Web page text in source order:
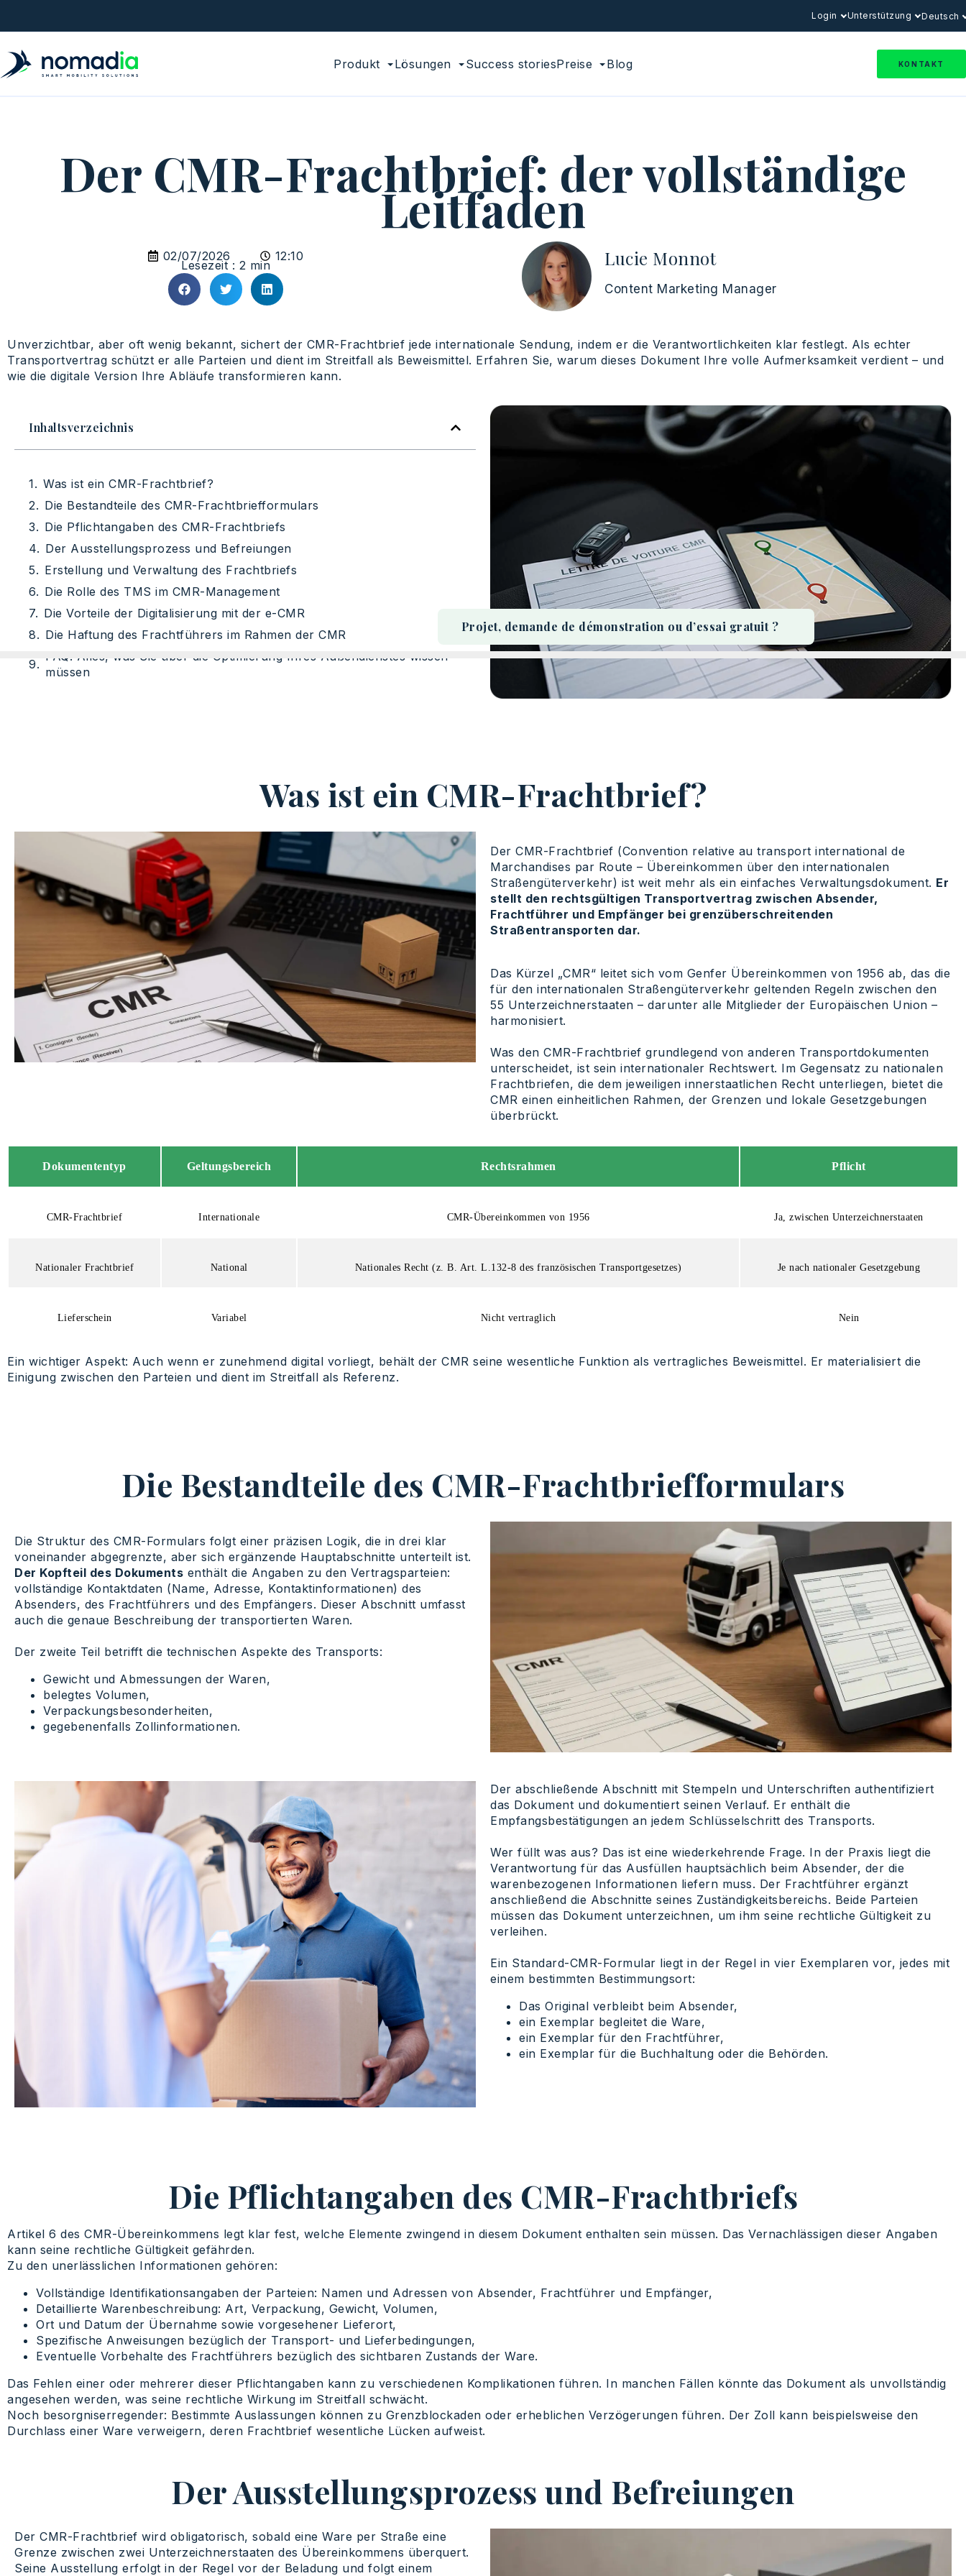
Login Unterstützung Deutsch
Produkt Lösungen Success storiesPreise Blog KONTAKT
Der CMR-Frachtbrief: der vollständige
Leitfaden
02/07/2026 12:10
Lesezeit : 2 min Lucie Monnot
Content Marketing Manager
Unverzichtbar, aber oft wenig bekannt, sichert der CMR-Frachtbrief jede internationale Sendung, indem er die Verantwortlichkeiten klar festlegt. Als echter
Transportvertrag schützt er alle Parteien und dient im Streitfall als Beweismittel. Erfahren Sie, warum dieses Dokument Ihre volle Aufmerksamkeit verdient – und
wie die digitale Version Ihre Abläufe transformieren kann.
Inhaltsverzeichnis
Was ist ein CMR-Frachtbrief?
Die Bestandteile des CMR-Frachtbriefformulars
Die Pflichtangaben des CMR-Frachtbriefs
Der Ausstellungsprozess und Befreiungen
Erstellung und Verwaltung des Frachtbriefs
Die Rolle des TMS im CMR-Management
Die Vorteile der Digitalisierung mit der e-CMR
Die Haftung des Frachtführers im Rahmen der CMR
FAQ: Alles, was Sie über die Optimierung Ihres Außendienstes wissen
müssen
Projet, demande de démonstration ou d’essai gratuit ?
Was ist ein CMR-Frachtbrief?
Der CMR-Frachtbrief (Convention relative au transport international de
Marchandises par Route – Übereinkommen über den internationalen
Straßengüterverkehr) ist weit mehr als ein einfaches Verwaltungsdokument. Er
stellt den rechtsgültigen Transportvertrag zwischen Absender,
Frachtführer und Empfänger bei grenzüberschreitenden
Straßentransporten dar.
Das Kürzel „CMR“ leitet sich vom Genfer Übereinkommen von 1956 ab, das die
für den internationalen Straßengüterverkehr geltenden Regeln zwischen den
55 Unterzeichnerstaaten – darunter alle Mitglieder der Europäischen Union –
harmonisiert.
Was den CMR-Frachtbrief grundlegend von anderen Transportdokumenten
unterscheidet, ist sein internationaler Rechtswert. Im Gegensatz zu nationalen
Frachtbriefen, die dem jeweiligen innerstaatlichen Recht unterliegen, bietet die
CMR einen einheitlichen Rahmen, der Grenzen und lokale Gesetzgebungen
überbrückt.
Dokumententyp Geltungsbereich Rechtsrahmen Pflicht
CMR-Frachtbrief Internationale CMR-Übereinkommen von 1956 Ja, zwischen Unterzeichnerstaaten
Nationaler Frachtbrief National Nationales Recht (z. B. Art. L.132-8 des französischen Transportgesetzes) Je nach nationaler Gesetzgebung
Lieferschein Variabel Nicht vertraglich Nein
Ein wichtiger Aspekt: Auch wenn er zunehmend digital vorliegt, behält der CMR seine wesentliche Funktion als vertragliches Beweismittel. Er materialisiert die
Einigung zwischen den Parteien und dient im Streitfall als Referenz.
Die Bestandteile des CMR-Frachtbriefformulars
Die Struktur des CMR-Formulars folgt einer präzisen Logik, die in drei klar
voneinander abgegrenzte, aber sich ergänzende Hauptabschnitte unterteilt ist.
Der Kopfteil des Dokuments enthält die Angaben zu den Vertragsparteien:
vollständige Kontaktdaten (Name, Adresse, Kontaktinformationen) des
Absenders, des Frachtführers und des Empfängers. Dieser Abschnitt umfasst
auch die genaue Beschreibung der transportierten Waren.
Der zweite Teil betrifft die technischen Aspekte des Transports:
Gewicht und Abmessungen der Waren,
belegtes Volumen,
Verpackungsbesonderheiten,
gegebenenfalls Zollinformationen.
Der abschließende Abschnitt mit Stempeln und Unterschriften authentifiziert
das Dokument und dokumentiert seinen Verlauf. Er enthält die
Empfangsbestätigungen an jedem Schlüsselschritt des Transports.
Wer füllt was aus? Das ist eine wiederkehrende Frage. In der Praxis liegt die
Verantwortung für das Ausfüllen hauptsächlich beim Absender, der die
warenbezogenen Informationen liefern muss. Der Frachtführer ergänzt
anschließend die Abschnitte seines Zuständigkeitsbereichs. Beide Parteien
müssen das Dokument unterzeichnen, um ihm seine rechtliche Gültigkeit zu
verleihen.
Ein Standard-CMR-Formular liegt in der Regel in vier Exemplaren vor, jedes mit
einem bestimmten Bestimmungsort:
Das Original verbleibt beim Absender,
ein Exemplar begleitet die Ware,
ein Exemplar für den Frachtführer,
ein Exemplar für die Buchhaltung oder die Behörden.
Die Pflichtangaben des CMR-Frachtbriefs
Artikel 6 des CMR-Übereinkommens legt klar fest, welche Elemente zwingend in diesem Dokument enthalten sein müssen. Das Vernachlässigen dieser Angaben
kann seine rechtliche Gültigkeit gefährden.
Zu den unerlässlichen Informationen gehören:
Vollständige Identifikationsangaben der Parteien: Namen und Adressen von Absender, Frachtführer und Empfänger,
Detaillierte Warenbeschreibung: Art, Verpackung, Gewicht, Volumen,
Ort und Datum der Übernahme sowie vorgesehener Lieferort,
Spezifische Anweisungen bezüglich der Transport- und Lieferbedingungen,
Eventuelle Vorbehalte des Frachtführers bezüglich des sichtbaren Zustands der Ware.
Das Fehlen einer oder mehrerer dieser Pflichtangaben kann zu verschiedenen Komplikationen führen. In manchen Fällen könnte das Dokument als unvollständig
angesehen werden, was seine rechtliche Wirkung im Streitfall schwächt.
Noch besorgniserregender: Bestimmte Auslassungen können zu Grenzblockaden oder erheblichen Verzögerungen führen. Der Zoll kann beispielsweise den
Durchlass einer Ware verweigern, deren Frachtbrief wesentliche Lücken aufweist.
Der Ausstellungsprozess und Befreiungen
Der CMR-Frachtbrief wird obligatorisch, sobald eine Ware per Straße eine
Grenze zwischen zwei Unterzeichnerstaaten des Übereinkommens überquert.
Seine Ausstellung erfolgt in der Regel vor der Beladung und folgt einem